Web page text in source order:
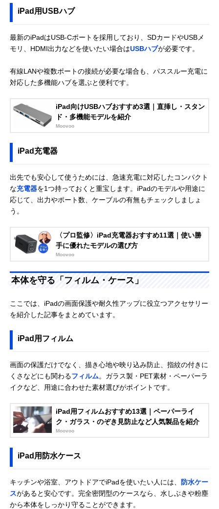
iPad用USBハブ
最新のiPadはUSB-Cポートを採用しており、SDカードやUSBメ
モリ、HDMI出力などを使いたい場合はUSBハブが必要です。
有線LANや複数ポートの接続が必要な場合も、パススルー充電に
対応した多機能ハブを選ぶと便利です。
iPad向けUSBハブおすすめ3選｜直挿し・スタン
ド・多機能モデルを紹介
Moovoo
iPad充電器
出先でも安心して使うためには、急速充電に対応したコンパクト
な充電器を1つ持っておくと重宝します。iPadのモデルや用途に
応じて、出力やポート数、ケーブルの有無もチェックしましょ
う。
〈プロ監修〉iPad充電器おすすめ11選｜使い勝
手に優れたモデルの選び方
Moovoo
本体を守る「フィルム・ケース」
ここでは、iPadの画面保護や耐久性アップに役立つアクセサリー
を紹介した記事をまとめています。
iPad用フィルム
画面の保護だけでなく、描き心地や映り込み防止、指紋の付きに
くさなどにも関わるフィルム。ガラス製・PET素材・ペーパーラ
イクなど、用途に合わせた素材選びがポイントです。
iPad用フィルムおすすめ13選｜ペーパーライ
ク・ガラス・のぞき見防止など人気製品を紹介
Moovoo
iPad用防水ケース
キッチンや浴室、アウトドアでiPadを使いたい人には、
防水ケー
スがあると安心です。完全密閉型のケースなら、水しぶきや粉塵
から本体をしっかり守ることができます。